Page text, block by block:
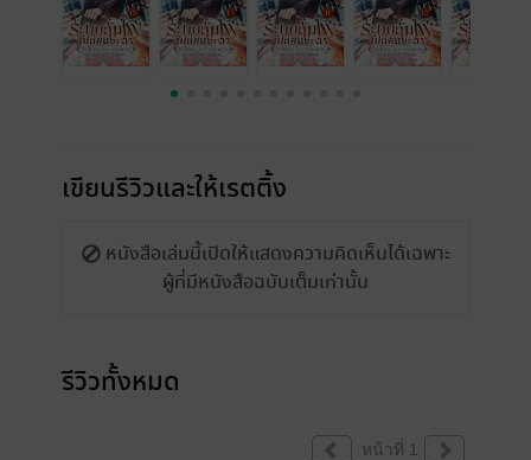
เขียนรีวิวและให้เรตติ้ง
หนังสือเล่มนี้เปิดให้แสดงความคิดเห็นได้เฉพาะ
ผู้ที่มีหนังสือฉบับเต็มเท่านั้น
รีวิวทั้งหมด
หน้าที่ 1